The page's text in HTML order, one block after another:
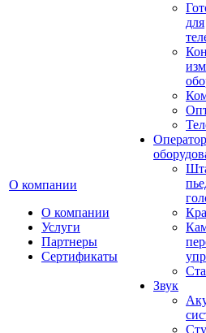
О компании
О компании
Услуги
Партнеры
Сертификаты
для
Звук